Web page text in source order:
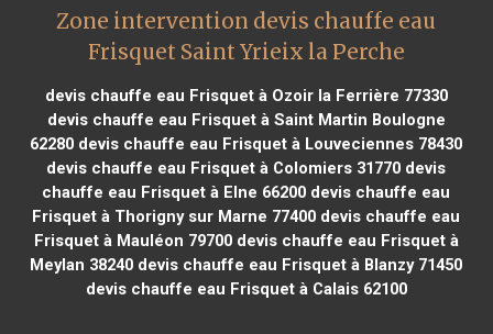
Zone intervention devis chauffe eau
Frisquet Saint Yrieix la Perche
devis chauffe eau Frisquet à Ozoir la Ferrière 77330
devis chauffe eau Frisquet à Saint Martin Boulogne
62280 devis chauffe eau Frisquet à Louveciennes 78430
devis chauffe eau Frisquet à Colomiers 31770 devis
chauffe eau Frisquet à Elne 66200 devis chauffe eau
Frisquet à Thorigny sur Marne 77400 devis chauffe eau
Frisquet à Mauléon 79700devis chauffe eau Frisquet à
Meylan 38240 devis chauffe eau Frisquet à Blanzy 71450
devis chauffe eau Frisquet à Calais 62100